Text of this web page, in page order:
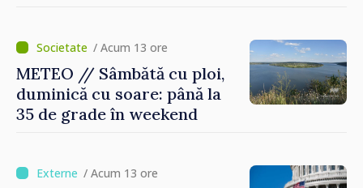
/ Acum 13 ore
METEO // Sâmbătă cu ploi,
duminică cu soare: până la
35 de grade în weekend
/ Acum 13 ore